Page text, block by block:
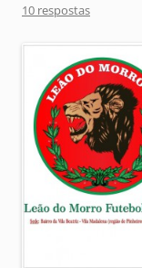
10 respostas